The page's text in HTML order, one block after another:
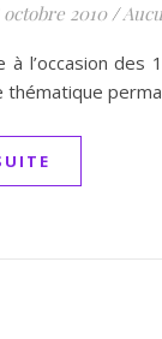
octobre 2010 /
l’occasion des
thématique